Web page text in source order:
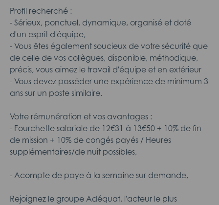
Profil recherché :
- Sérieux, ponctuel, dynamique, organisé et doté
d'un esprit d'équipe,
- Vous êtes également soucieux de votre sécurité que
de celle de vos collègues, disponible, méthodique,
précis, vous aimez le travail d'équipe et en extérieur
- Vous devez posséder une expérience de minimum 3
ans sur un poste similaire.
Votre rémunération et vos avantages :
- Fourchette salariale de 12€31 à 13€50 + 10% de fin
de mission + 10% de congés payés / Heures
supplémentaires/de nuit possibles,
- Acompte de paye à la semaine sur demande,
Rejoignez le groupe Adéquat, l'acteur le plus